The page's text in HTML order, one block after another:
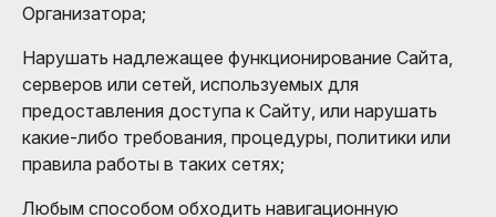
Организатора;
Нарушать надлежащее функционирование Сайта,
серверов или сетей, используемых для
предоставления доступа к Сайту, или нарушать
какие-либо требования, процедуры, политики или
правила работы в таких сетях;
Любым способом обходить навигационную